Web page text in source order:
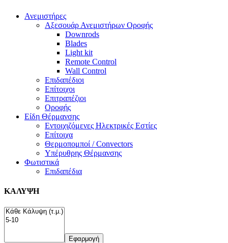
Ανεμιστήρες
Αξεσουάρ Ανεμιστήρων Οροφής
Downrods
Blades
Light kit
Remote Control
Wall Control
Επιδαπέδιοι
Επίτοιχοι
Επιτραπέζιοι
Οροφής
Είδη Θέρμανσης
Εντοιχιζόμενες Ηλεκτρικές Εστίες
Επίτοιχα
Θερμοπομποί / Convectors
Υπέρυθρης Θέρμανσης
Φωτιστικά
Επιδαπέδια
ΚΑΛΥΨΗ
Εφαρμογή